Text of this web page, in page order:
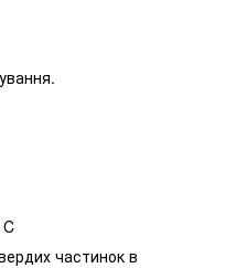
частинок в